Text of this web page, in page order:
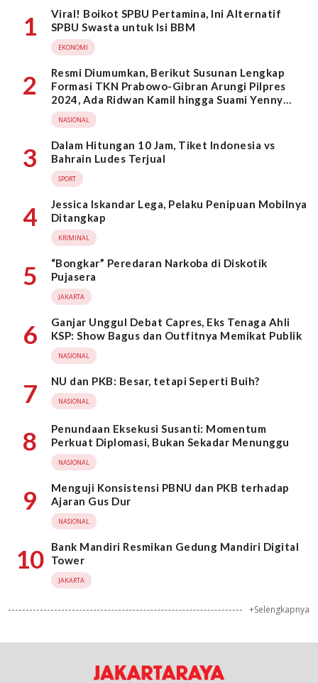
1
Viral! Boikot SPBU Pertamina, Ini Alternatif
SPBU Swasta untuk Isi BBM
EKONOMI
2
Resmi Diumumkan, Berikut Susunan Lengkap
Formasi TKN Prabowo-Gibran Arungi Pilpres
2024, Ada Ridwan Kamil hingga Suami Yenny
Wahid
NASIONAL
3
Dalam Hitungan 10 Jam, Tiket Indonesia vs
Bahrain Ludes Terjual
SPORT
4
Jessica Iskandar Lega, Pelaku Penipuan Mobilnya
Ditangkap
KRIMINAL
5
“Bongkar” Peredaran Narkoba di Diskotik
Pujasera
JAKARTA
6
Ganjar Unggul Debat Capres, Eks Tenaga Ahli
KSP: Show Bagus dan Outfitnya Memikat Publik
NASIONAL
7 NU dan PKB: Besar, tetapi Seperti Buih?
NASIONAL
8
Penundaan Eksekusi Susanti: Momentum
Perkuat Diplomasi, Bukan Sekadar Menunggu
NASIONAL
9
Menguji Konsistensi PBNU dan PKB terhadap
Ajaran Gus Dur
NASIONAL
10
Bank Mandiri Resmikan Gedung Mandiri Digital
Tower
JAKARTA
+Selengkapnya